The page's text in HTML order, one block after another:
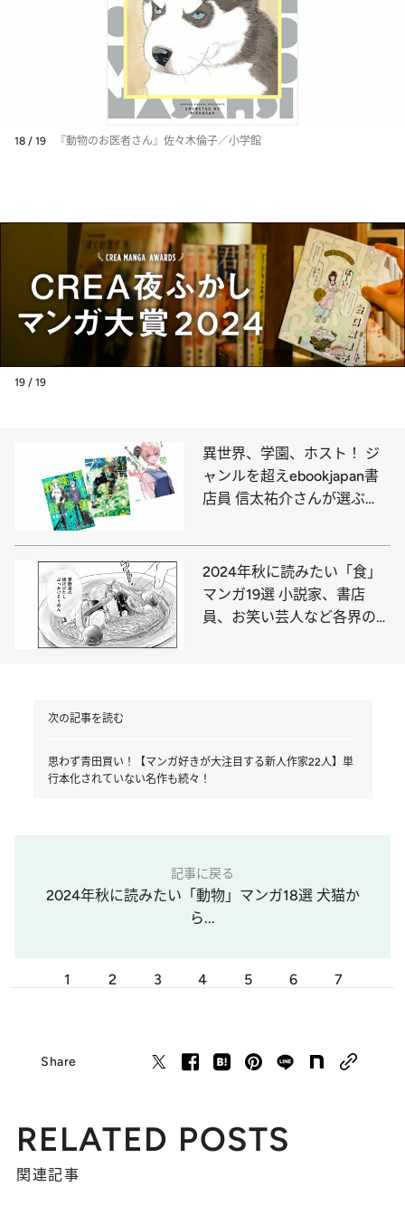
18 / 19 『動物のお医者さん』佐々木倫子／小学館
19 / 19
異世界、学園、ホスト！ ジ
ャンルを超えebookjapan書
店員 信太祐介さんが選ぶ
2024年秋に読みたい「食」
マンガ19選 小説家、書店
員、お笑い芸人など各界のマ
次の記事を読む
思わず青田買い！【マンガ好きが大注目する新人作家22人】単
行本化されていない名作も続々！
記事に戻る
2024年秋に読みたい「動物」マンガ18選 犬猫か
ら...
1 2 3 4 5 6 7
Share
RELATED POSTS
関連記事